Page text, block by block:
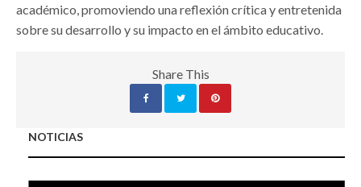
académico, promoviendo una reflexión crítica y entretenida
sobre su desarrollo y su impacto en el ámbito educativo.
Share This
NOTICIAS